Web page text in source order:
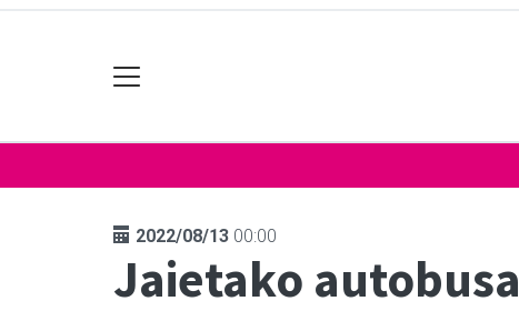
2022/08/13 00:00
Jaietako autobusa